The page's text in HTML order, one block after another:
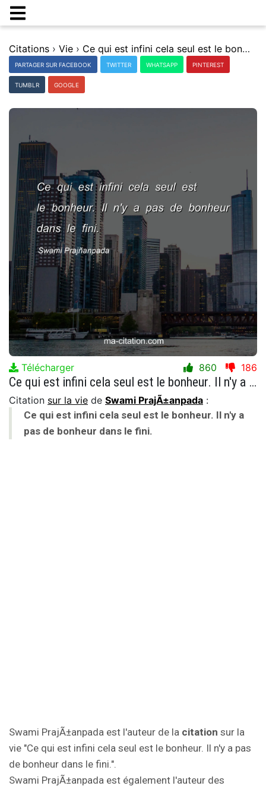
Citations › Vie › Ce qui est infini cela seul est le bonheur. Il n'y a pas de bonheur dans le fini.
PARTAGER SUR FACEBOOK TWITTER WHATSAPP PINTEREST
TUMBLR GOOGLE
Télécharger 860 186
Ce qui est infini cela seul est le bonheur. Il n'y a pas de bonheur dans le fini.
Citation sur la vie de Swami PrajÃ±anpada :
Ce qui est infini cela seul est le bonheur. Il n'y a
pas de bonheur dans le fini.
Swami PrajÃ±anpada est l'auteur de la citation sur la
vie "Ce qui est infini cela seul est le bonheur. Il n'y a pas
de bonheur dans le fini.".
Swami PrajÃ±anpada est également l'auteur des